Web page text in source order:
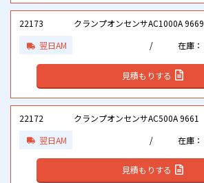
22173
クランプオンセンサAC1000A 9669
翌日AM
見積もりする
22172
クランプオンセンサAC500A 9661
翌日AM
見積もりする